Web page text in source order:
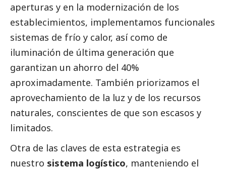
aperturas y en la modernización de los
establecimientos, implementamos funcionales
sistemas de frío y calor, así como de
iluminación de última generación que
garantizan un ahorro del 40%
aproximadamente. También priorizamos el
aprovechamiento de la luz y de los recursos
naturales, conscientes de que son escasos y
limitados.
Otra de las claves de esta estrategia es
nuestro sistema logístico, manteniendo el